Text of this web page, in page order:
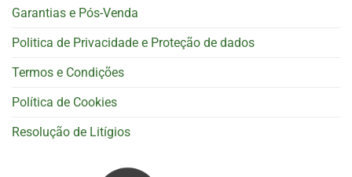
Garantias e Pós-Venda
Politica de Privacidade e Proteção de dados
Termos e Condições
Política de Cookies
Resolução de Litígios